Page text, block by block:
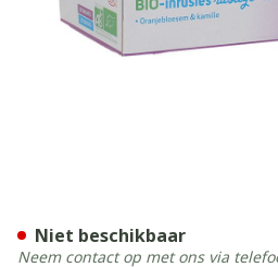
Niet beschikbaar
Neem contact op met ons via